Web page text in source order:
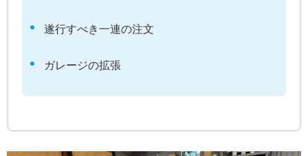
遂行すべき一連の注文
ガレージの拡張